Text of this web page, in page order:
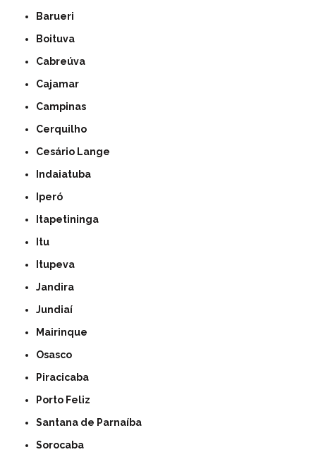
Barueri
Boituva
Cabreúva
Cajamar
Campinas
Cerquilho
Cesário Lange
Indaiatuba
Iperó
Itapetininga
Itu
Itupeva
Jandira
Jundiaí
Mairinque
Osasco
Piracicaba
Porto Feliz
Santana de Parnaíba
Sorocaba